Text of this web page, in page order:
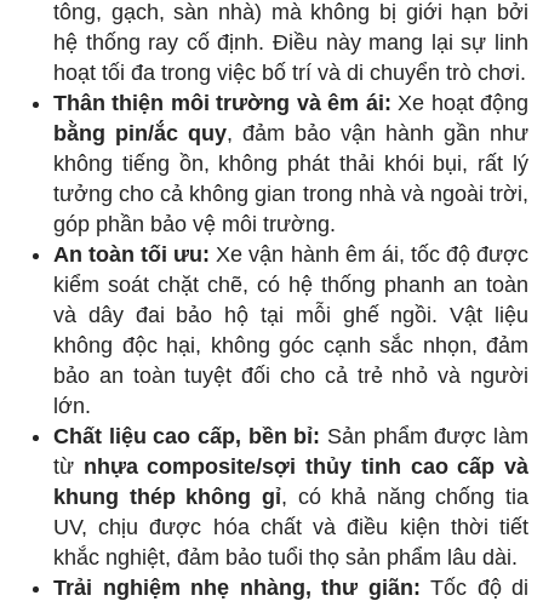
tông, gạch, sàn nhà) mà không bị giới hạn bởi
hệ thống ray cố định. Điều này mang lại sự linh
hoạt tối đa trong việc bố trí và di chuyển trò chơi.
Thân thiện môi trường và êm ái: Xe hoạt động
bằng pin/ắc quy, đảm bảo vận hành gần như
không tiếng ồn, không phát thải khói bụi, rất lý
tưởng cho cả không gian trong nhà và ngoài trời,
góp phần bảo vệ môi trường.
An toàn tối ưu: Xe vận hành êm ái, tốc độ được
kiểm soát chặt chẽ, có hệ thống phanh an toàn
và dây đai bảo hộ tại mỗi ghế ngồi. Vật liệu
không độc hại, không góc cạnh sắc nhọn, đảm
bảo an toàn tuyệt đối cho cả trẻ nhỏ và người
lớn.
Chất liệu cao cấp, bền bỉ: Sản phẩm được làm
từ nhựa composite/sợi thủy tinh cao cấp và
khung thép không gỉ, có khả năng chống tia
UV, chịu được hóa chất và điều kiện thời tiết
khắc nghiệt, đảm bảo tuổi thọ sản phẩm lâu dài.
Trải nghiệm nhẹ nhàng, thư giãn: Tốc độ di